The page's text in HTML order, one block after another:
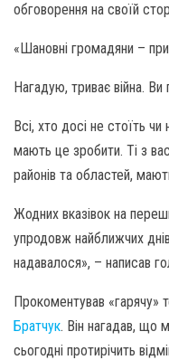
обговорення на своїй
«Шановні громадяни –
Нагадую, триває війна. Ви
Всі, хто досі не стоїть
мають це зробити. Ті з
районів та областей,
Жодних вказівок на
упродовж найближчих
надавалося», – написав
Прокоментував «гарячу»
Братчук. Він нагадав, що
сьогодні протирічить